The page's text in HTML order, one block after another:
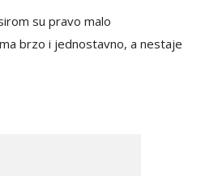
su pravo malo
brzo i jednostavno, a nestaje